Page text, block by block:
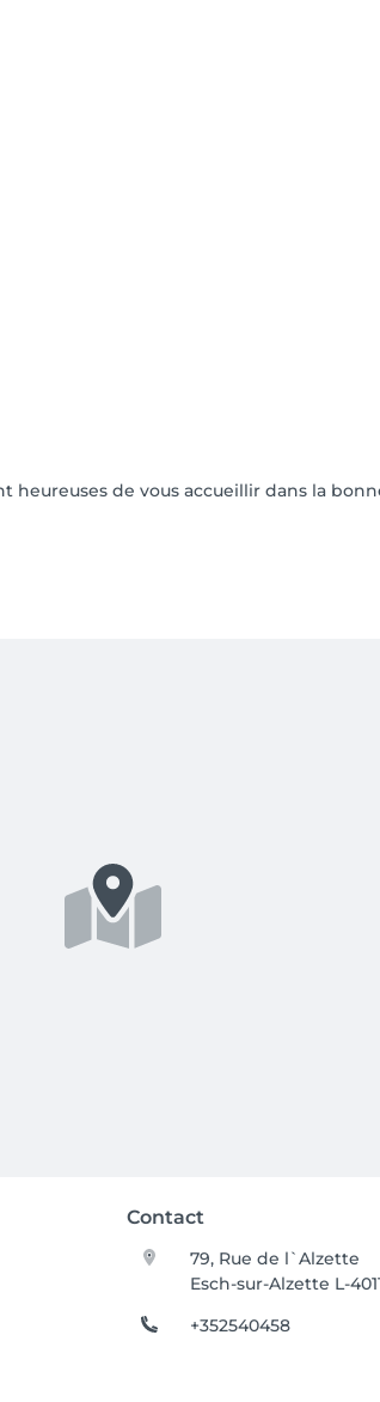
heureuses de vous accueillir dans la
Contact
79, Rue de l`Alzette
Esch-sur-Alzette L-
+352540458